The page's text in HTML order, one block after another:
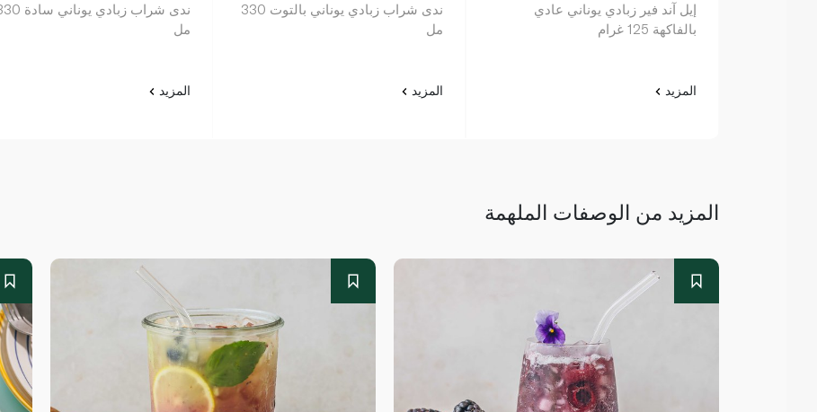
إيل آند فير زبادي يوناني عادي
بالفاكهة 125 غرام
المزيد
ندى شراب زبادي يوناني بالتوت 330
مل
المزيد
ندى شراب زبادي يوناني
مل
المزيد
المزيد من الوصفات الملهمة